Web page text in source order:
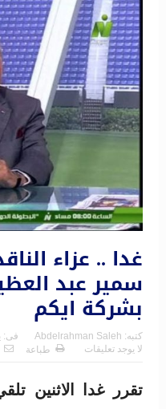
غدا .. عزاء
سمير عبد
بشركة ايكم
كتبه: Abdelrahman Saleh فى:
لا يوجد تعليقات
طباعة
تقرر غدا الاثنين